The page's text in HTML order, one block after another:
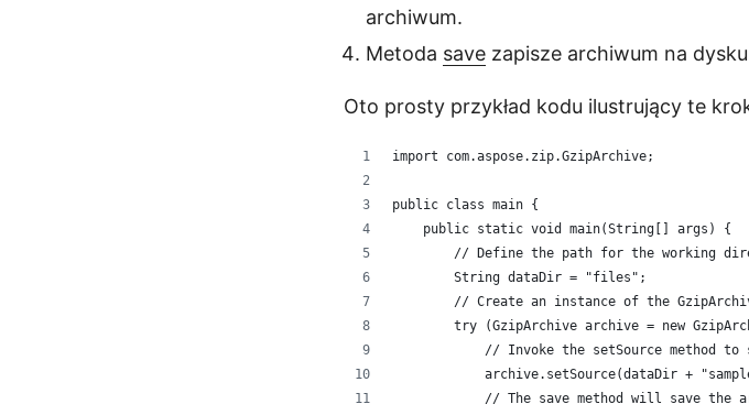
archiwum.
Metoda save zapisze archiwum na
Oto prosty przykład kodu ilustrujący te
import com.aspose.zip.GzipArchive;
public class main {
    public static void main(String[] args) {
// Define the path for the working
        String dataDir = "files";
// Create an instance of the
try (GzipArchive archive = new
// Invoke the setSource method
archive.setSource(dataDir +
// The save method will save the